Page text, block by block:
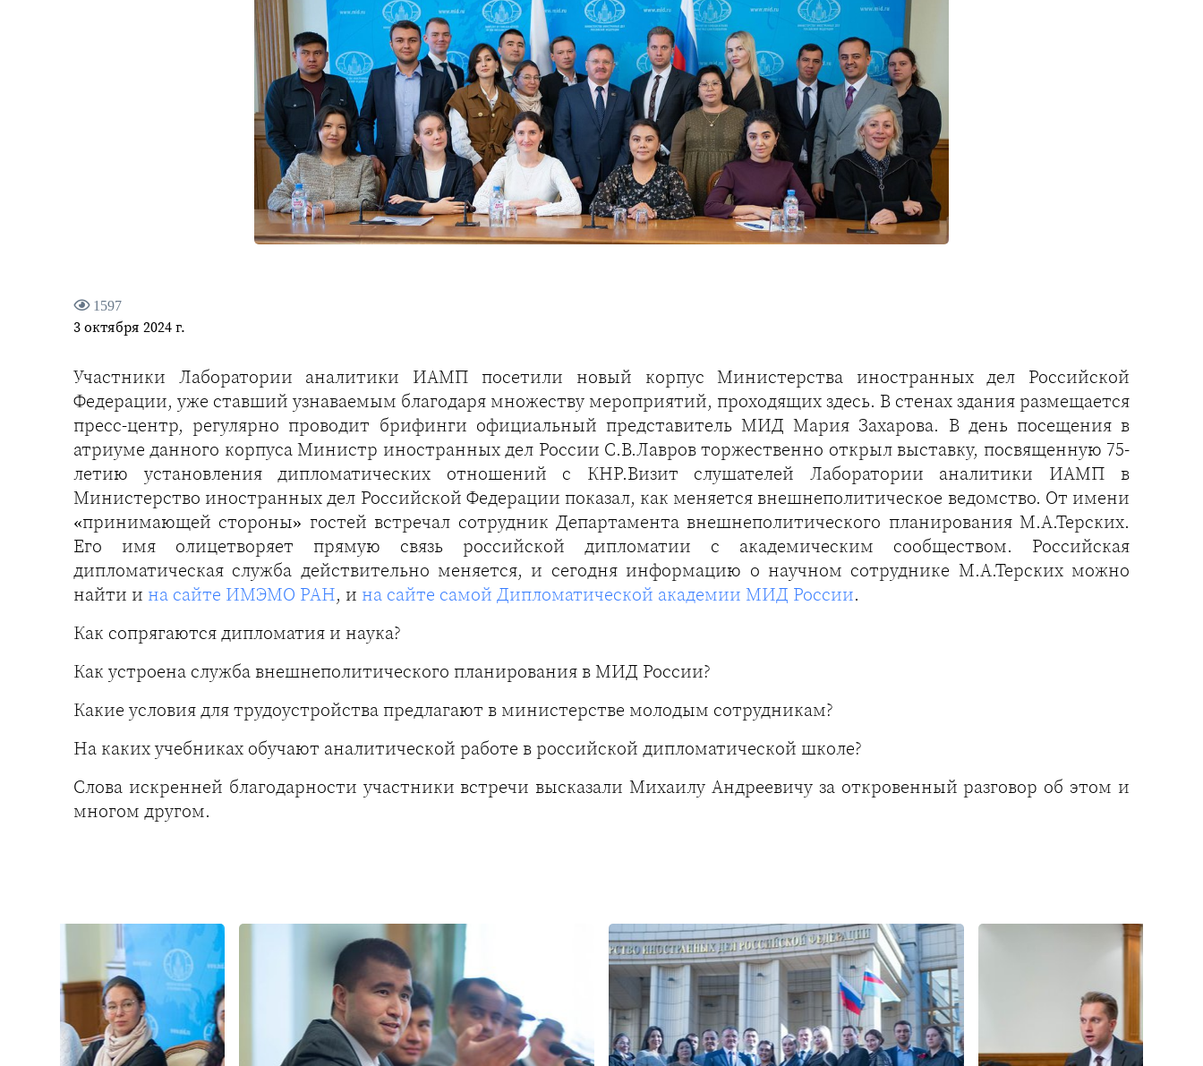
1597
3 октября 2024 г.
Участники Лаборатории аналитики ИАМП посетили новый корпус Министерства иностранных дел Российской
Федерации, уже ставший узнаваемым благодаря множеству мероприятий, проходящих здесь. В стенах здания размещается
пресс-центр, регулярно проводит брифинги официальный представитель МИД Мария Захарова. В день посещения в
атриуме данного корпуса Министр иностранных дел России С.В.Лавров торжественно открыл выставку, посвященную 75-
летию установления дипломатических отношений с КНР.Визит слушателей Лаборатории аналитики ИАМП в
Министерство иностранных дел Российской Федерации показал, как меняется внешнеполитическое ведомство. От имени
«принимающей стороны» гостей встречал сотрудник Департамента внешнеполитического планирования М.А.Терских.
Его имя олицетворяет прямую связь российской дипломатии с академическим сообществом. Российская
дипломатическая служба действительно меняется, и сегодня информацию о научном сотруднике М.А.Терских можно
найти и на сайте ИМЭМО РАН, и на сайте самой Дипломатической академии МИД России.
Как сопрягаются дипломатия и наука?
Как устроена служба внешнеполитического планирования в МИД России?
Какие условия для трудоустройства предлагают в министерстве молодым сотрудникам?
На каких учебниках обучают аналитической работе в российской дипломатической школе?
Слова искренней благодарности участники встречи высказали Михаилу Андреевичу за откровенный разговор об этом и
многом другом.